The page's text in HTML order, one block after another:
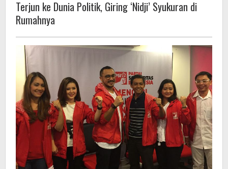
Giring
Syukuran
di
Rumahnya
Terjun ke Dunia Politik, Giring ‘Nidji’ Syukuran di
Rumahnya